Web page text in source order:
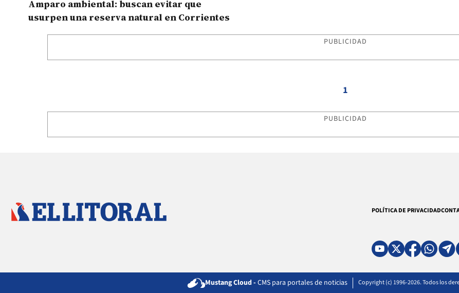
Amparo ambiental: buscan evitar que
usurpen una reserva natural en Corrientes
PUBLICIDAD
1
PUBLICIDAD
POLÍTICA DE PRIVACIDAD
Mustang Cloud - CMS para portales de noticias Copyright (c) 1996-2026. Todos los